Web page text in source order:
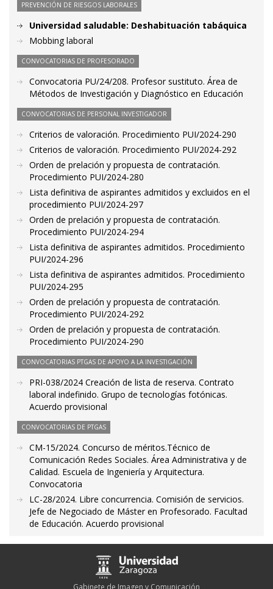
PREVENCIÓN DE RIESGOS LABORALES
Universidad saludable: Deshabituación tabáquica
Mobbing laboral
CONVOCATORIAS DE PROFESORADO
Convocatoria PU/24/208. Profesor sustituto. Área de
Métodos de Investigación y Diagnóstico en Educación
CONVOCATORIAS DE PERSONAL INVESTIGADOR
Criterios de valoración. Procedimiento PUI/2024-290
Criterios de valoración. Procedimiento PUI/2024-292
Orden de prelación y propuesta de contratación.
Procedimiento PUI/2024-280
Lista definitiva de aspirantes admitidos y excluidos en el
procedimiento PUI/2024-297
Orden de prelación y propuesta de contratación.
Procedimiento PUI/2024-294
Lista definitiva de aspirantes admitidos. Procedimiento
PUI/2024-296
Lista definitiva de aspirantes admitidos. Procedimiento
PUI/2024-295
Orden de prelación y propuesta de contratación.
Procedimiento PUI/2024-292
Orden de prelación y propuesta de contratación.
Procedimiento PUI/2024-290
CONVOCATORIAS PTGAS DE APOYO A LA INVESTIGACIÓN
PRI-038/2024 Creación de lista de reserva. Contrato
laboral indefinido. Grupo de tecnologías fotónicas.
Acuerdo provisional
CONVOCATORIAS DE PTGAS
CM-15/2024. Concurso de méritos.Técnico de
Comunicación Redes Sociales. Área Administrativa y de
Calidad. Escuela de Ingeniería y Arquitectura.
Convocatoria
LC-28/2024. Libre concurrencia. Comisión de servicios.
Jefe de Negociado de Máster en Profesorado. Facultad
de Educación. Acuerdo provisional
Gabinete de Imagen y Comunicación